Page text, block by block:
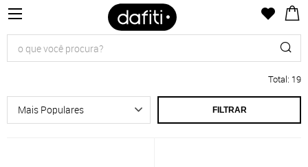
Total: 19
FILTRAR